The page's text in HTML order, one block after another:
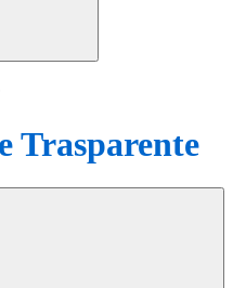
Trasparente